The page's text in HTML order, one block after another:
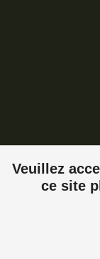
Veuillez
ce site